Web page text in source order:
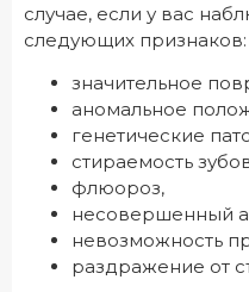
случае, если у вас
следующих признаков:
значительное
аномальное
генетические
стираемость
флюороз,
несовершенный
невозможность
раздражение от